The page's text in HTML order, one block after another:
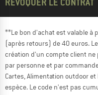
**Le bon d'achat est valable
(après retours) de 40 euros.
création d'un compte client
par personne et par
Cartes, Alimentation outdoor
espèce. Le code n'est pas